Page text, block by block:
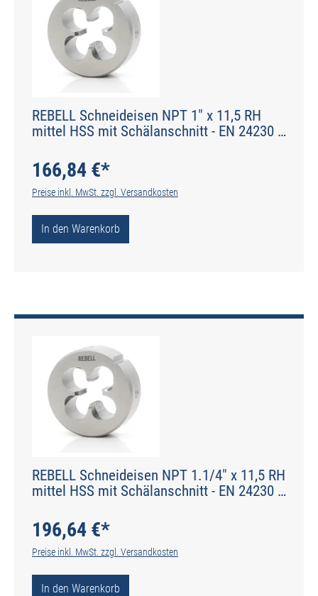
REBELL Schneideisen NPT 1" x 11,5 RH
mittel HSS mit Schälanschnitt - EN 24230 -
166,84 €*
Preise inkl. MwSt. zzgl. Versandkosten
In den Warenkorb
REBELL Schneideisen NPT 1.1/4" x 11,5 RH
mittel HSS mit Schälanschnitt - EN 24230 -
196,64 €*
Preise inkl. MwSt. zzgl. Versandkosten
In den Warenkorb